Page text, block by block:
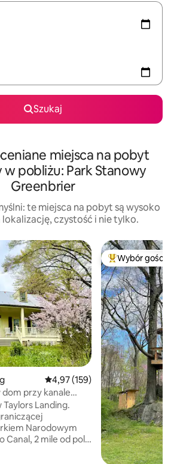
Szukaj
miejsca na pobyt
pobliżu: Park Stanowy
Greenbrier
te miejsca na pobyt są wysoko
lokalizację, czystość i nie tylko.
kategorii Wybór gości
Średnia ocena: 4,97 na 5, liczba
4,97 (159)
przy kanale
Landing.
Narodowym
Canal, 2 mile od pola
Wybór gości